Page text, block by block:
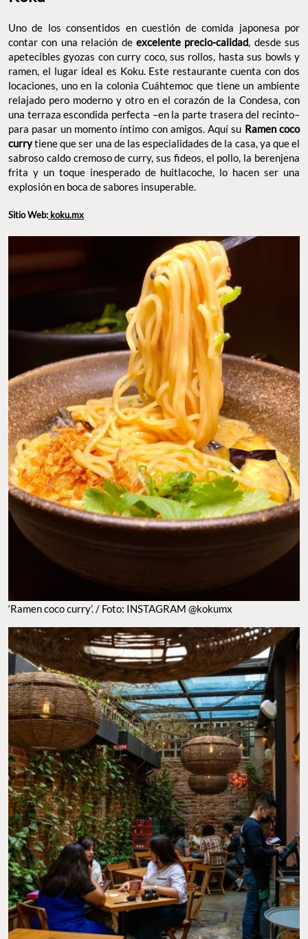
Uno de los consentidos en cuestión de comida japonesa por
contar con una relación de excelente precio-calidad , desde sus
apetecibles gyozas con curry coco, sus rollos, hasta sus bowls y
ramen, el lugar ideal es Koku. Este restaurante cuenta con dos
locaciones, uno en la colonia Cuáhtemoc que tiene un ambiente
relajado pero moderno y otro en el corazón de la Condesa, con
una terraza escondida perfecta –en la parte trasera del recinto–
para pasar un momento íntimo con amigos. Aquí su Ramen coco
currytiene que ser una de las especialidades de la casa, ya que el
sabroso caldo cremoso de curry, sus fideos, el pollo, la berenjena
frita y un toque inesperado de huitlacoche, lo hacen ser una
explosión en boca de sabores insuperable.
Sitio Web: koku.mx
‘Ramen coco curry’. / Foto: INSTAGRAM @kokumx